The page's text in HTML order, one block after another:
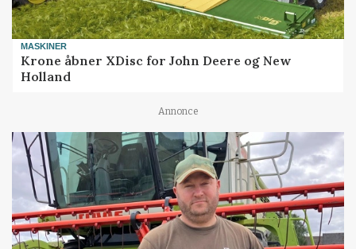
MASKINER
Krone åbner XDisc for John Deere og New
Holland
Annonce